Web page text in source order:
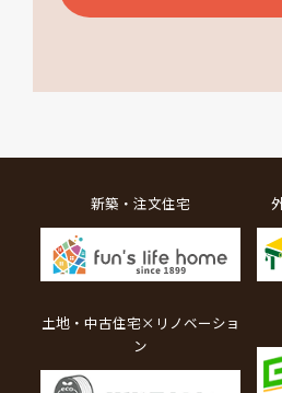
新築・注文住宅
土地・中古住宅×リノベーショ
ン